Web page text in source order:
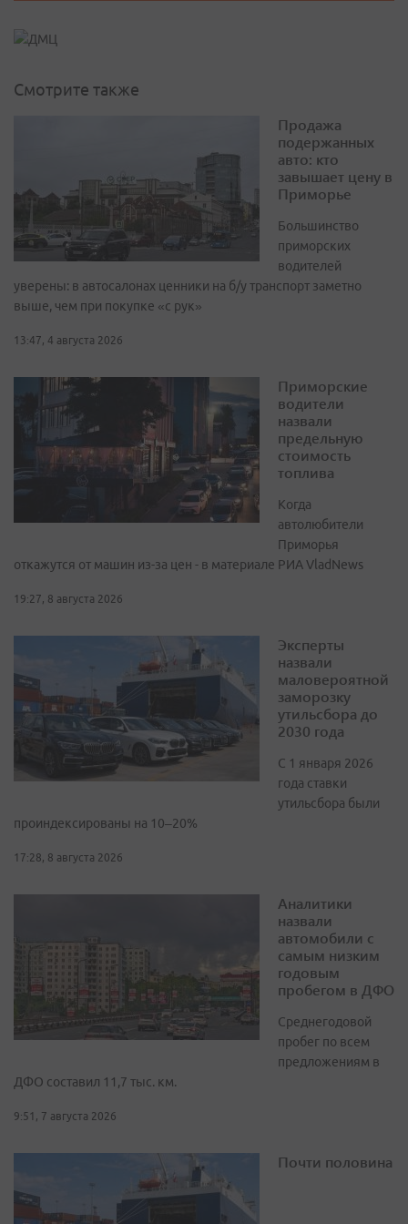
Смотрите также
Продажа
подержанных
авто: кто
завышает цену в
Приморье
Большинство
приморских
водителей
уверены: в автосалонах ценники на б/у транспорт заметно
выше, чем при покупке «с рук»
13:47, 4 августа 2026
Приморские
водители
назвали
предельную
стоимость
топлива
Когда
автолюбители
Приморья
откажутся от машин из-за цен - в материале РИА VladNews
19:27, 8 августа 2026
Эксперты
назвали
маловероятной
заморозку
утильсбора до
2030 года
С 1 января 2026
года ставки
утильсбора были
проиндексированы на 10–20%
17:28, 8 августа 2026
Аналитики
назвали
автомобили с
самым низким
годовым
пробегом в ДФО
Среднегодовой
пробег по всем
предложениям в
ДФО составил 11,7 тыс. км.
9:51, 7 августа 2026
Почти половина